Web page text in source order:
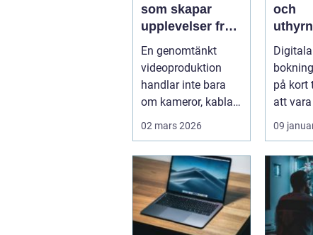
som skapar
upplevelser från
idé till färdig
sändning
En genomtänkt
videoproduktion
handlar inte bara
om kameror, kablar
02 mars 2026
och
g rätt
Digitala
på kort
att
detalj
09